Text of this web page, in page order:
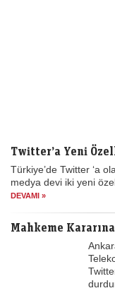
Twitter’a Yeni
Türkiye’de Twitter ‘a
medya devi iki yeni
DEVAMI »
Mahkeme